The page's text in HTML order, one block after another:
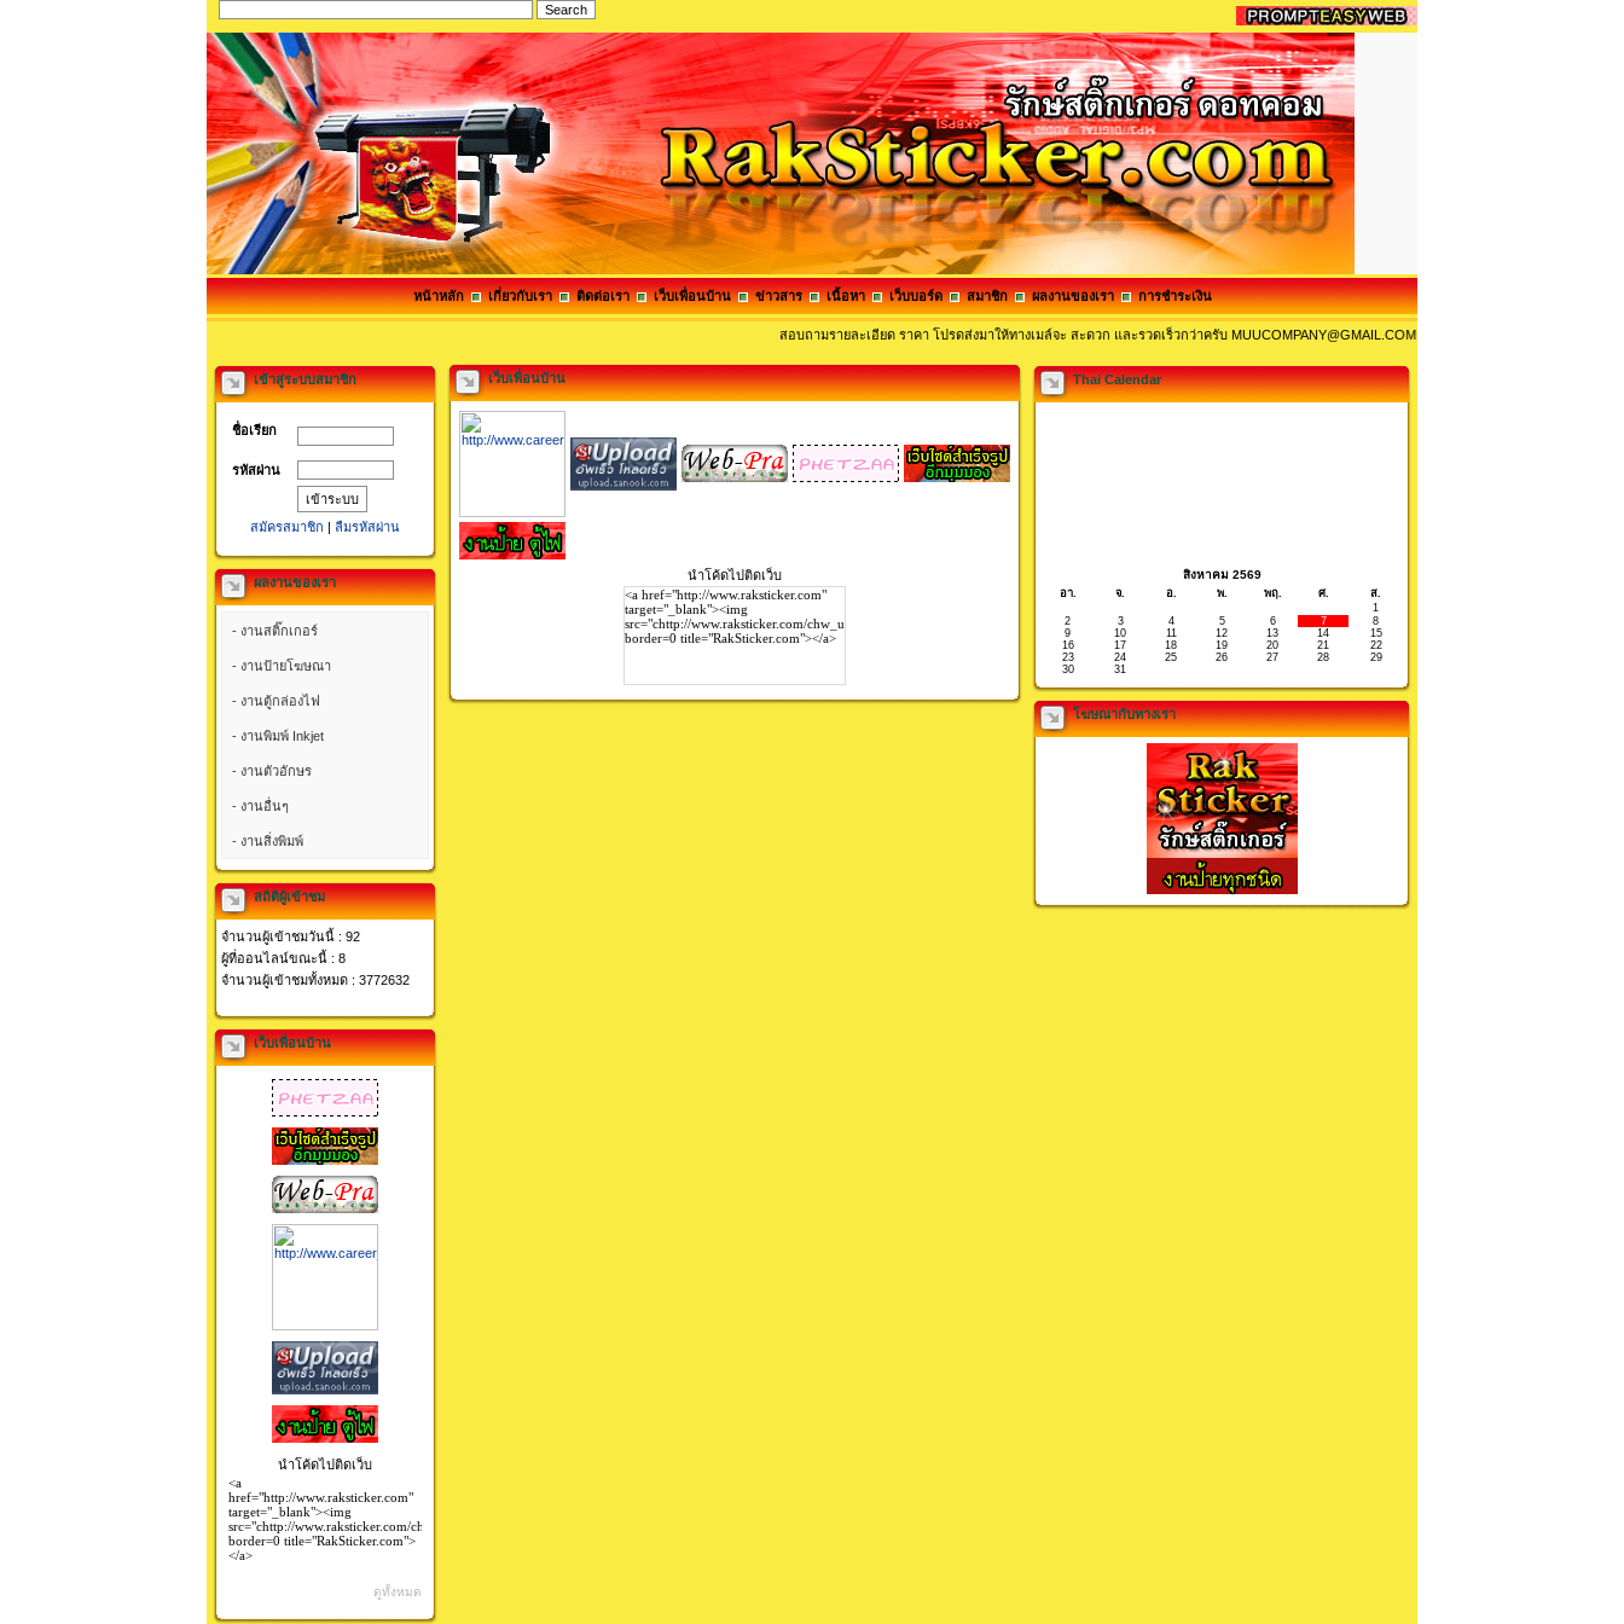
หน้าหลัก เกี่ยวกับเรา ติดต่อเรา เว็บเพื่อนบ้าน ข่าวสาร เนื้อหา เว็บบอร์ด สมาชิก ผลงานของเรา การชำระเงิน
สอบถามรายละเอียด ราคา โปรดส่งมาให้ทางเมล์จะ สะดวก และรวดเร็วกว่าครับ MUUCOMPANY@GMAIL.COM และ MUUCOM@HOTMAIL.COM หรื
เข้าสู่ระบบสมาชิก
ชื่อเรียก
รหัสผ่าน
สมัครสมาชิก | ลืมรหัสผ่าน
ผลงานของเรา
- งานสติ๊กเกอร์
- งานป้ายโฆษณา
- งานตู้กล่องไฟ
- งานพิมพ์ Inkjet
- งานตัวอักษร
- งานอื่นๆ
- งานสิ่งพิมพ์
สถิติผู้เข้าชม
จำนวนผู้เข้าชมวันนี้ : 92
ผู้ที่ออนไลน์ขณะนี้ : 8
จำนวนผู้เข้าชมทั้งหมด : 3772632
เว็บเพื่อนบ้าน
นำโค้ดไปติดเว็บ
ดูทั้งหมด
เว็บเพื่อนบ้าน
นำโค้ดไปติดเว็บ
Thai Calendar
สิงหาคม 2569
อา. จ. อ. พ. พฤ. ศ.
ส.
1
2
3 4 5 6 7
8
9
10 11 12 13 14
15
16
17 18 19 20 21
22
23
24 25 26 27 28
29
30
31
โฆษณากับทางเรา